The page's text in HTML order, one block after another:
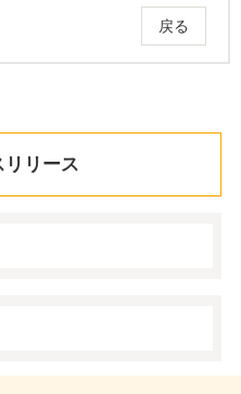
戻る
リリース